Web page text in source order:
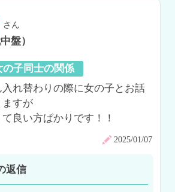
さん
盤）
の子同士の関係
れ替わりの際に女の子とお話
すが
良い方ばかりです！！
2025/01/07
返信